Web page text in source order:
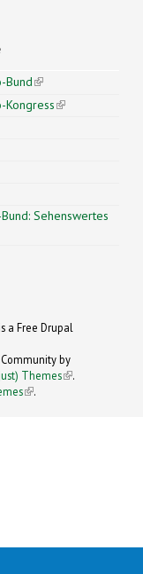
Bund(link is
external)
Kongress(link is
external)
external)
Sehenswertes
a Free Drupal
by
Themes (link is
.
(link is
.